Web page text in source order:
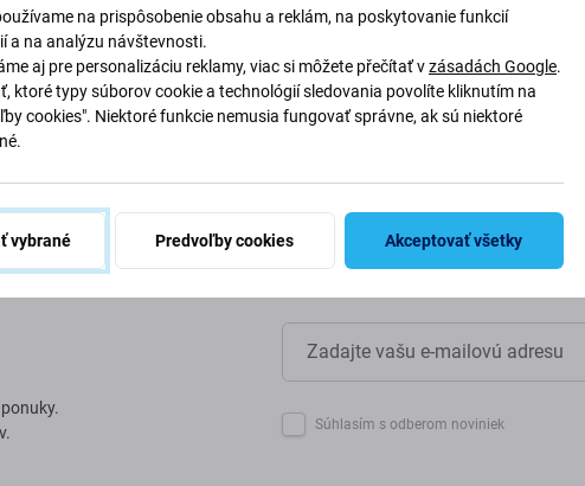
chránili našu planétu.
aby sme znížili
Súhlasím s odberom noviniek
na prispôsobenie obsahu a reklám, na poskytovanie funkcií
a na analýzu návštevnosti.
aj pre personalizáciu reklamy, viac si môžete přečítať vzásadách Google.
ktoré typy súborov cookie a technológií sledovania povolíte kliknutím na
cookies". Niektoré funkcie nemusia fungovať správne, ak sú niektoré
vybrané Predvoľby cookies Akceptovať všetky